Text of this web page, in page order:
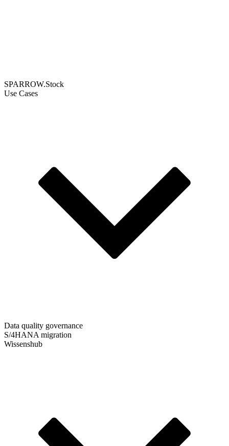
SPARROW.Stock
Use Cases
Data quality governance
S/4HANA migration
Wissenshub